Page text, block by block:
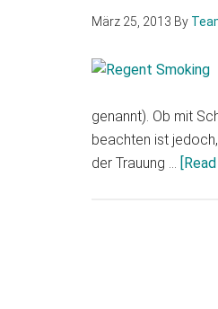
März 25, 2013 By
genannt). Ob mit
beachten ist
der Trauung …